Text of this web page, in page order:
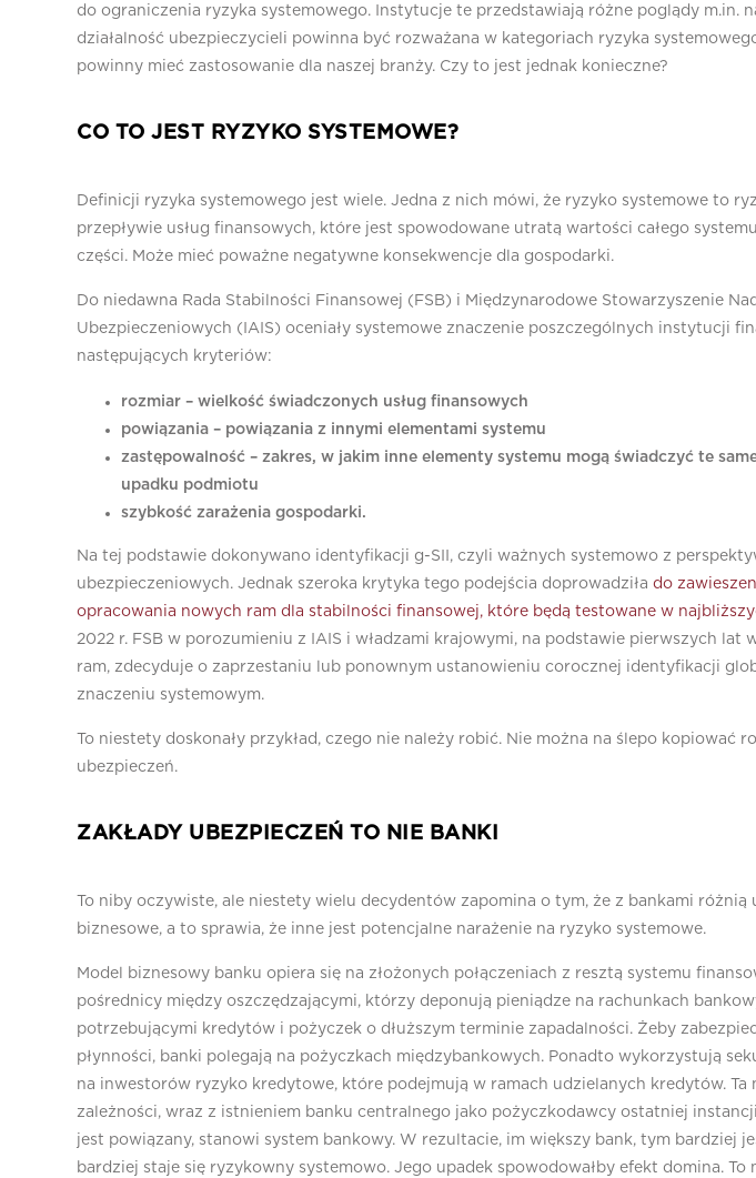
do ograniczenia ryzyka systemowego. Instytucje te przedstawiają różne poglądy m.in.
działalność ubezpieczycieli powinna być rozważana w kategoriach ryzyka
powinny mieć zastosowanie dla naszej branży. Czy to jest jednak konieczne?
CO TO JEST RYZYKO SYSTEMOWE?
Definicji ryzyka systemowego jest wiele. Jedna z nich mówi, że ryzyko systemowe to
przepływie usług finansowych, które jest spowodowane utratą wartości całego
części. Może mieć poważne negatywne konsekwencje dla gospodarki.
Do niedawna Rada Stabilności Finansowej (FSB) i Międzynarodowe Stowarzyszenie
Ubezpieczeniowych (IAIS) oceniały systemowe znaczenie poszczególnych instytucji
następujących kryteriów:
rozmiar – wielkość świadczonych usług finansowych
powiązania – powiązania z innymi elementami systemu
zastępowalność – zakres, w jakim inne elementy systemu mogą świadczyć te
upadku podmiotu
szybkość zarażenia gospodarki.
Na tej podstawie dokonywano identyfikacji g-SII, czyli ważnych systemowo z
ubezpieczeniowych. Jednak szeroka krytyka tego podejścia doprowadziła do
opracowania nowych ram dla stabilności finansowej, które będą testowane w
2022 r. FSB w porozumieniu z IAIS i władzami krajowymi, na podstawie pierwszych lat
ram, zdecyduje o zaprzestaniu lub ponownym ustanowieniu corocznej identyfikacji
znaczeniu systemowym.
To niestety doskonały przykład, czego nie należy robić. Nie można na ślepo kopiować
ubezpieczeń.
ZAKŁADY UBEZPIECZEŃ TO NIE BANKI
To niby oczywiste, ale niestety wielu decydentów zapomina o tym, że z bankami różnią
biznesowe, a to sprawia, że inne jest potencjalne narażenie na ryzyko systemowe.
Model biznesowy banku opiera się na złożonych połączeniach z resztą systemu
pośrednicy między oszczędzającymi, którzy deponują pieniądze na rachunkach
potrzebującymi kredytów i pożyczek o dłuższym terminie zapadalności. Żeby
płynności, banki polegają na pożyczkach międzybankowych. Ponadto wykorzystują
na inwestorów ryzyko kredytowe, które podejmują w ramach udzielanych kredytów. Ta
zależności, wraz z istnieniem banku centralnego jako pożyczkodawcy ostatniej
jest powiązany, stanowi system bankowy. W rezultacie, im większy bank, tym bardziej
bardziej staje się ryzykowny systemowo. Jego upadek spowodowałby efekt domina. To